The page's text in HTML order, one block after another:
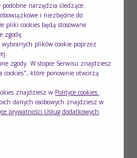
narzędzia śledzące.
i niezbędne do
pliki cookies będą stosowane
zgodę.
plików cookie poprzez
zgody. W stopce Serwisu znajdziesz
które ponownie otworzą
znajdziesz w Polityce cookies
danych osobowych znajdziesz w
prywatności Usług dodatkowych